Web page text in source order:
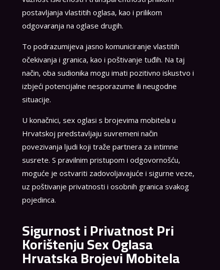
postavljanja vlastitih oglasa, kao i prilikom
odgovaranja na oglase drugih.
To podrazumijeva jasno komuniciranje vlastitih
očekivanja i granica, kao i poštivanje tuđih. Na taj
način, oba sudionika mogu imati pozitivno iskustvo i
izbjeći potencijalne nesporazume ili neugodne
situacije.
U konačnici, sex oglasi s brojevima mobitela u
Hrvatskoj predstavljaju suvremeni način
povezivanja ljudi koji traže partnera za intimne
susrete. S pravilnim pristupom i odgovornošću,
moguće je ostvariti zadovoljavajuće i sigurne veze,
uz poštivanje privatnosti i osobnih granica svakog
pojedinca.
Sigurnost i Privatnost Pri
Korištenju Sex Oglasa
Hrvatska Brojevi Mobitela